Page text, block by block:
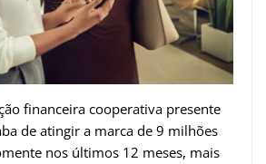
financeira cooperativa presente
de atingir a marca de 9 milhões
nos últimos 12 meses, mais